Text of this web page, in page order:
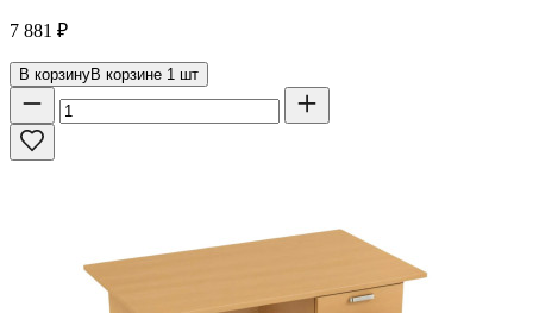
7 881 ₽
В корзинуВ корзине 1 шт